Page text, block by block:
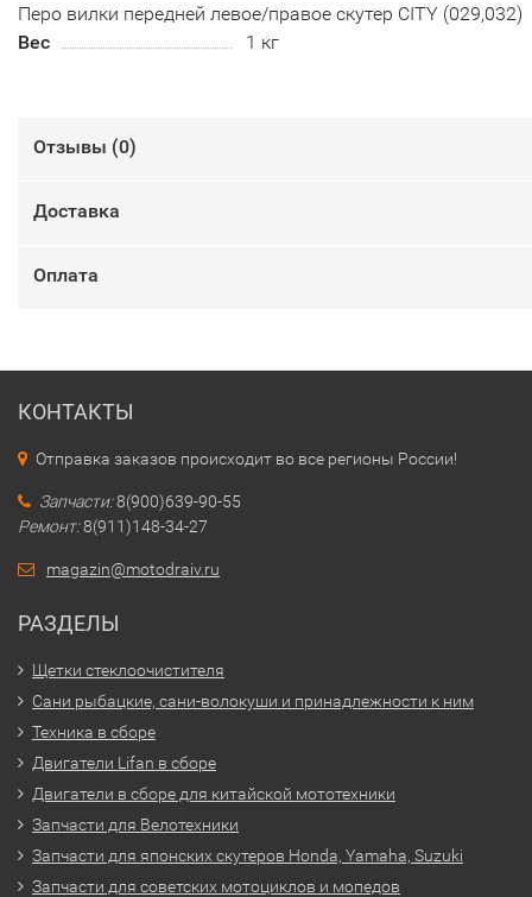
Перо вилки передней левое/правое скутер CITY (029,032)
Вес
1 кг
Отзывы (0)
Доставка
Оплата
КОНТАКТЫ
Отправка заказов происходит во все регионы России!
Запчасти:8(900)639-90-55
Ремонт:8(911)148-34-27
magazin@motodraiv.ru
РАЗДЕЛЫ
Щетки стеклоочистителя
Сани рыбацкие, сани-волокуши и принадлежности к ним
Техника в сборе
Двигатели Lifan в сборе
Двигатели в сборе для китайской мототехники
Запчасти для Велотехники
Запчасти для японских скутеров Honda, Yamaha, Suzuki
Запчасти для советских мотоциклов и мопедов